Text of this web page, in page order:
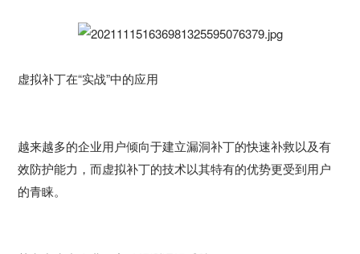
虚拟补丁在“实战”中的应用
越来越多的企业用户倾向于建立漏洞补丁的快速补救以及有
效防护能力，而虚拟补丁的技术以其特有的优势更受到用户
的青睐。